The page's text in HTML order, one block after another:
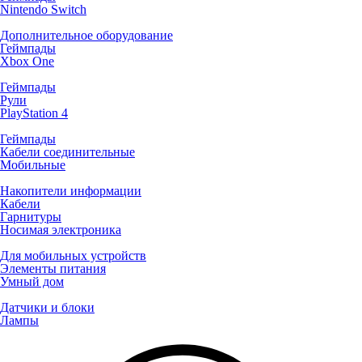
Nintendo Switch
Дополнительное оборудование
Геймпады
Xbox One
Геймпады
Рули
PlayStation 4
Геймпады
Кабели соединительные
Мобильные
Накопители информации
Кабели
Гарнитуры
Носимая электроника
Для мобильных устройств
Элементы питания
Умный дом
Датчики и блоки
Лампы